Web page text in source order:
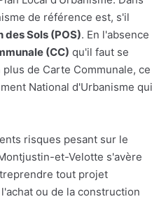
de référence est, s'il
des Sols (POS). En l'absence
(CC) qu'il faut se
de Carte Communale, ce
National d'Urbanisme qui
risques pesant sur le
et-Velotte s'avère
tout projet
ou de la construction